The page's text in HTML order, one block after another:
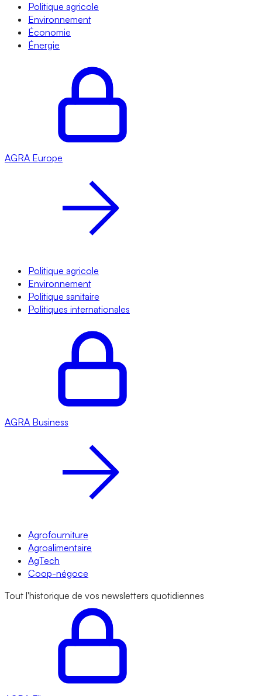
Politique agricole
Environnement
Économie
Énergie
AGRA Europe
Politique agricole
Environnement
Politique sanitaire
Politiques internationales
AGRA Business
Agrofourniture
Agroalimentaire
AgTech
Coop-négoce
Tout l'historique de vos newsletters quotidiennes